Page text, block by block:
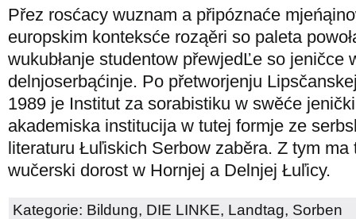
Přez rosćacy wuznam a připóznaće
europskim konteksće roząěri so paleta
wukubłanje studentow přewjedĽe so jeničce
delnjoserbąćinje. Po přetworjenju
1989 je Institut za sorabistiku w swěće
akademiska institucija w tutej formje ze
literaturu Łuľiskich Serbow zaběra. Z tym ma
wučerski dorost w Hornjej a Delnjej Łuľicy.
Kategorie: Bildung, DIE LINKE, Landtag, Sorben